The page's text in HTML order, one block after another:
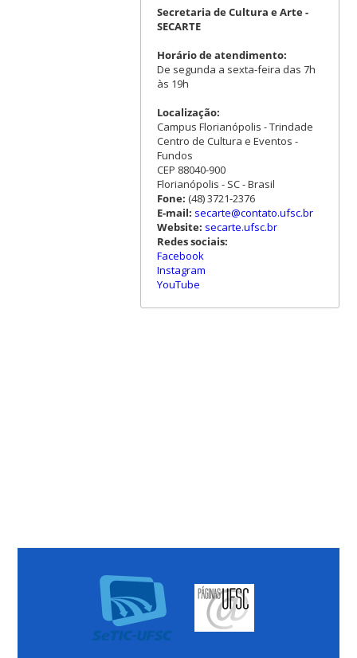
Secretaria de Cultura e Arte -
SECARTE
Horário de atendimento:
De segunda a sexta-feira das 7h
às 19h
Localização:
Campus Florianópolis - Trindade
Centro de Cultura e Eventos -
Fundos
CEP 88040-900
Florianópolis - SC - Brasil
Fone: (48) 3721-2376
E-mail: secarte@contato.ufsc.br
Website: secarte.ufsc.br
Redes sociais:
Facebook
Instagram
YouTube